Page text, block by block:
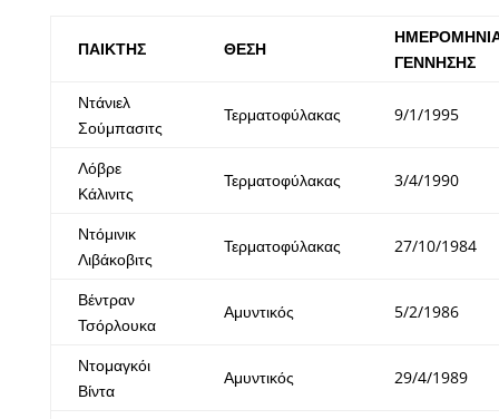
ΠΑΙΚΤΗΣ ΘΕΣΗ
ΓΕΝΝΗΣΗΣ
Ντάνιελ
Σούμπασιτς
Τερματοφύλακας 9/1/1995
Λόβρε
Κάλινιτς
Τερματοφύλακας 3/4/1990
Ντόμινικ
Λιβάκοβιτς
Τερματοφύλακας 27/10/1984
Βέντραν
Τσόρλουκα
Αμυντικός 5/2/1986
Ντομαγκόι
Βίντα
Αμυντικός 29/4/1989